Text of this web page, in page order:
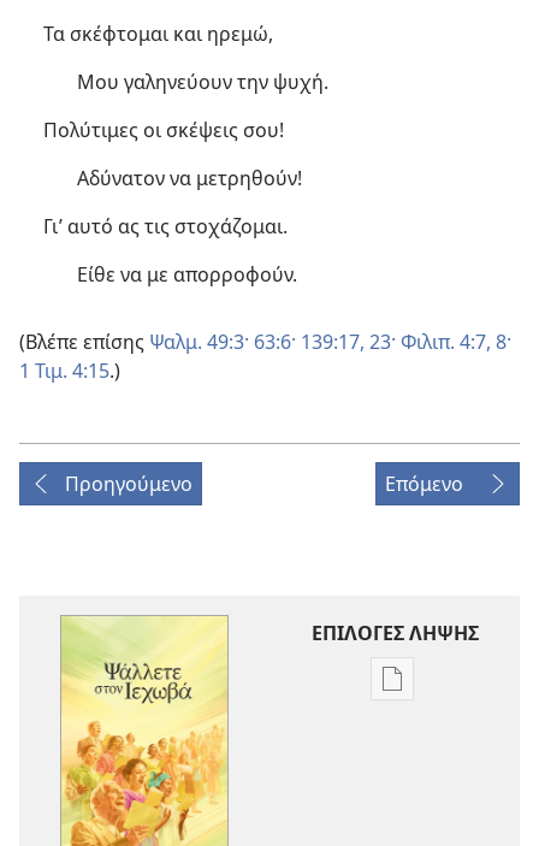
Τα σκέφτομαι και ηρεμώ,
Μου γαληνεύουν την ψυχή.
Πολύτιμες οι σκέψεις σου!
Αδύνατον να μετρηθούν!
Γι’ αυτό ας τις στοχάζομαι.
Είθε να με απορροφούν.
(Βλέπε επίσης Ψαλμ. 49:3· 63:6· 139:17, 23· Φιλιπ. 4:7, 8·
1 Τιμ. 4:15.)
Προηγούμενο Επόμενο
ΕΠΙΛΟΓΕΣ ΛΗΨΗΣ
Επιλογές